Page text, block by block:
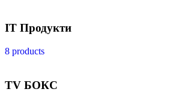
IT Продукти
8 products
TV БОКС